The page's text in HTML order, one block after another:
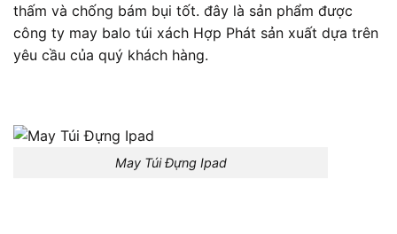
thấm và chống bám bụi tốt. đây là sản phẩm được
công ty may balo túi xách Hợp Phát sản xuất dựa trên
yêu cầu của quý khách hàng.
May Túi Đựng Ipad